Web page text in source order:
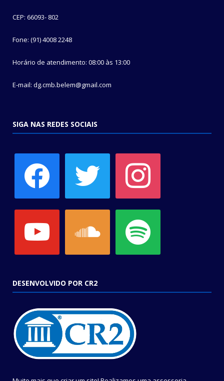
CEP: 66093- 802
Fone: (91) 4008 2248
Horário de atendimento: 08:00 às 13:00
E-mail: dg.cmb.belem@gmail.com
SIGA NAS REDES SOCIAIS
DESENVOLVIDO POR CR2